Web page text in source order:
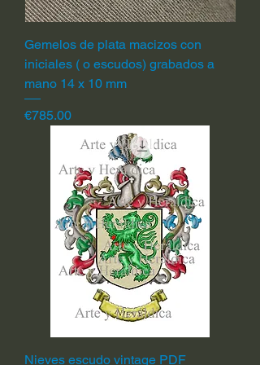
Gemelos de plata macizos con
iniciales ( o escudos) grabados a
mano 14 x 10 mm
Price
€785.00
Nieves escudo vintage PDF